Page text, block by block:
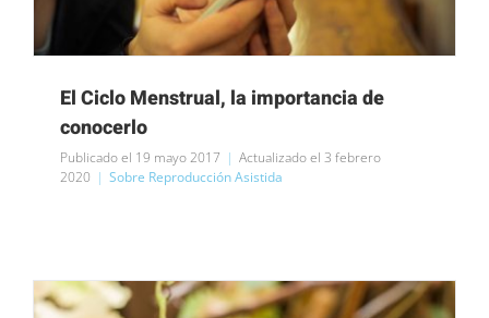
El Ciclo Menstrual, la importancia de
conocerlo
Publicado el 19 mayo 2017 | Actualizado el 3 febrero
2020 | Sobre Reproducción Asistida